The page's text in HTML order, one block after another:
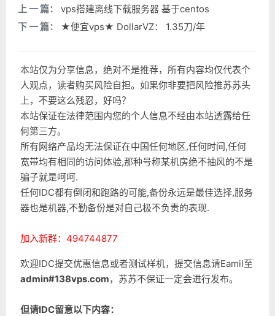
上 一 篇：
vps搭建离线下载服务器 基于centos
下 一 篇：
★便宜vps★ DollarVZ： 1.35刀/年
本站仅为分享信息，绝对不是推荐，所有内容均仅代表个
人观点，读者购买风险自担。如果你非要把风险推苏苏头
上，不要这么残忍，好吗？
本站保证在法律范围内您的个人信息不经由本站透露给任
何第三方。
所有网络产品均无法保证在中国任何地区,任何时间,任何
宽带均有相同的访问体验,那种号称某机房绝不抽风的不是
骗子就是呵呵.
任何IDC都有倒闭和跑路的可能,备份永远是最佳选择,服务
器也是机器,不勤备份是对自己极不负责的表现.
加入新群：494744877
欢迎IDC提交优惠信息或者测试样机，提交信息请Eamil至
admin#138vps.com，苏苏不保证一定会进行发布。
但请IDC留意以下内容：